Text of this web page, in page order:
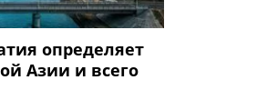
определяет
Азии и всего